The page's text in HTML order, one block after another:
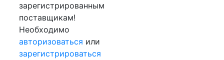
зарегистрированным
поставщикам!
Необходимо
авторизоваться или
зарегистрироваться